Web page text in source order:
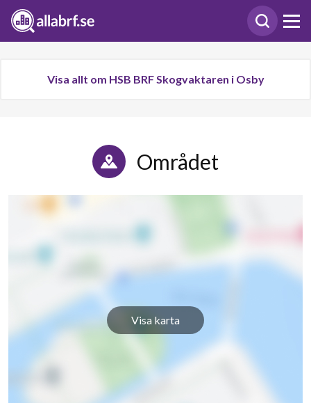
Visa allt om HSB BRF Skogvaktaren i Osby
Området
Visa karta